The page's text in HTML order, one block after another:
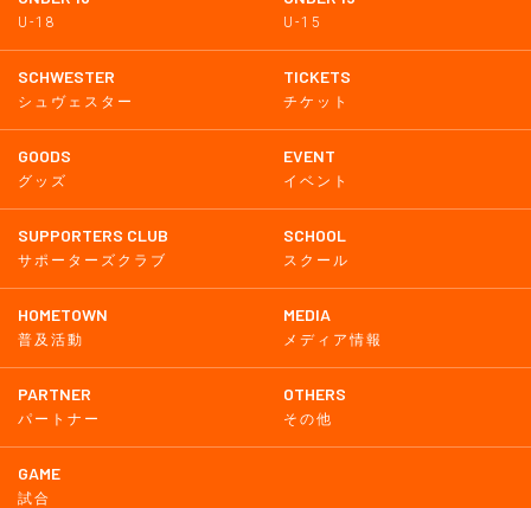
U-18 U-15
SCHWESTER
シュヴェスター
TICKETS
チケット
GOODS
グッズ
EVENT
イベント
SUPPORTERS CLUB
サポーターズクラブ
SCHOOL
スクール
HOMETOWN
普及活動
MEDIA
メディア情報
PARTNER
パートナー
OTHERS
その他
GAME
試合